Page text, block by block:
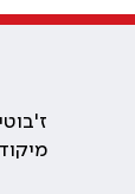
ז'בוטינסקי 35
מיקוד